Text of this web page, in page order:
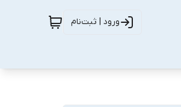
ورود | ثبت‌نام